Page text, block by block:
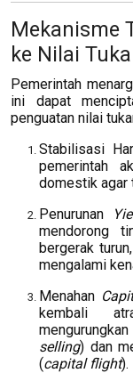
Mekanisme
ke Nilai
Pemerintah
ini dapat
penguatan nilai
Stabilisasi
pemerintah
domestik agar
Penurunan
mendorong
bergerak
mengalami
Menahan
kembali
selling) dan
(capital flight).